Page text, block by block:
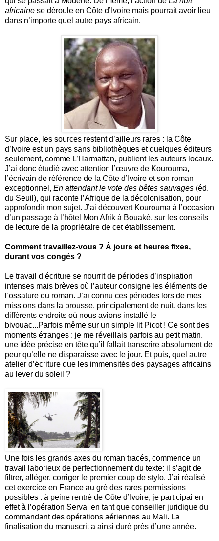
africaine se déroule en Côte d’Ivoire mais pourrait avoir lieu
dans n’importe quel autre pays africain.
Sur place, les sources restent d’ailleurs rares : la Côte
d’Ivoire est un pays sans bibliothèques et quelques éditeurs
seulement, comme L’Harmattan, publient les auteurs locaux.
J’ai donc étudié avec attention l’œuvre de Kourouma,
l’écrivain de référence de la Côte d’Ivoire et son roman
exceptionnel, En attendant le vote des bêtes sauvages (éd.
du Seuil), qui raconte l’Afrique de la décolonisation, pour
approfondir mon sujet. J’ai découvert Kourouma à l’occasion
d’un passage à l’hôtel Mon Afrik à Bouaké, sur les conseils
de lecture de la propriétaire de cet établissement.
Comment travaillez-vous ? À jours et heures fixes,
durant vos congés ?
Le travail d’écriture se nourrit de périodes d’inspiration
intenses mais brèves où l’auteur consigne les éléments de
l’ossature du roman. J’ai connu ces périodes lors de mes
missions dans la brousse, principalement de nuit, dans les
différents endroits où nous avions installé le
bivouac...Parfois même sur un simple lit Picot ! Ce sont des
moments étranges : je me réveillais parfois au petit matin,
une idée précise en tête qu’il fallait transcrire absolument de
peur qu’elle ne disparaisse avec le jour. Et puis, quel autre
atelier d’écriture que les immensités des paysages africains
au lever du soleil ?
Une fois les grands axes du roman tracés, commence un
travail laborieux de perfectionnement du texte: il s’agit de
filtrer, alléger, corriger le premier coup de stylo. J’ai réalisé
cet exercice en France au gré des rares permissions
possibles : à peine rentré de Côte d’Ivoire, je participai en
effet à l’opération Serval en tant que conseiller juridique du
commandant des opérations aériennes au Mali. La
finalisation du manuscrit a ainsi duré près d’une année.